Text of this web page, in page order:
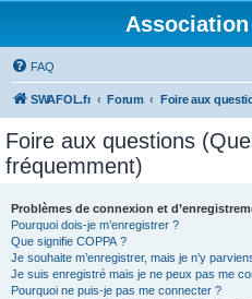
FAQ
SWAFOL.fr Forum Foire aux
Foire aux questions
fréquemment)
Problèmes de connexion et
Pourquoi dois-je m’enregistrer ?
Que signifie COPPA ?
Je souhaite m’enregistrer, mais je n’y
Je suis enregistré mais je ne peux pas me
Pourquoi ne puis-je pas me connecter ?